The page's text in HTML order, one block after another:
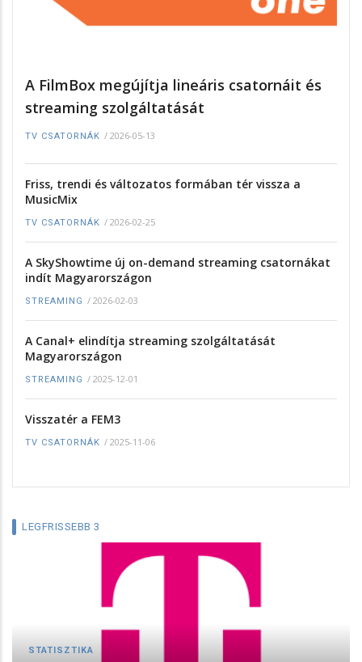
A FilmBox megújítja lineáris csatornáit és
streaming szolgáltatását
TV CSATORNÁK / 2026-05-13
Friss, trendi és változatos formában tér vissza a
MusicMix
TV CSATORNÁK / 2026-02-25
A SkyShowtime új on-demand streaming csatornákat
indít Magyarországon
STREAMING / 2026-02-03
A Canal+ elindítja streaming szolgáltatását
Magyarországon
STREAMING / 2025-12-01
Visszatér a FEM3
TV CSATORNÁK / 2025-11-06
LEGFRISSEBB 3
STATISZTIKA